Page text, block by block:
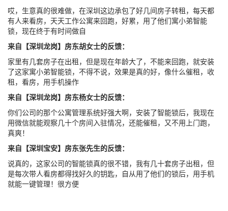
哎，生意真的很难做，在深圳这边承包了好几间房子转租，每天都
有人来看房，天天工作公寓来回跑，好累，用了他们寓小弟智能
锁，现在终于有时间做自
来自【深圳龙岗】房东胡女士的反馈：
家里有几套房子在出租，但是现在年龄大了，不能来回跑，就安装
了这家寓小弟智能锁，不得不说，效果是真的好，像什么催租，收
租，看房，用手机操作
来自【深圳龙岗】房东杨女士的反馈：
你们公司的那个公寓管理系统好强大啊，安装了智能锁后，我现在
用微信就能观察几十个房间入驻情况，还能催租，又不用上门跑，
真爽！
来自【深圳宝安】房东张先生的反馈：
说真的，这家公司的智能锁真的很不错，我有几十套房子出租，但
是每次带人看房都得找好久的钥匙，自从用了他们的锁后，用手机
就能一键管理！很方便